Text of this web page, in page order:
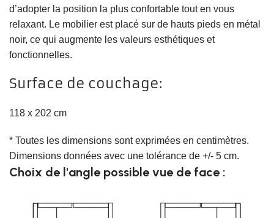
d’adopter la position la plus confortable tout en vous
relaxant. Le mobilier est placé sur de hauts pieds en métal
noir, ce qui augmente les valeurs esthétiques et
fonctionnelles.
Surface de couchage:
118 x 202 cm
* Toutes les dimensions sont exprimées en centimètres.
Dimensions données avec une tolérance de +/- 5 cm.
Choix de l'angle possible vue de face :